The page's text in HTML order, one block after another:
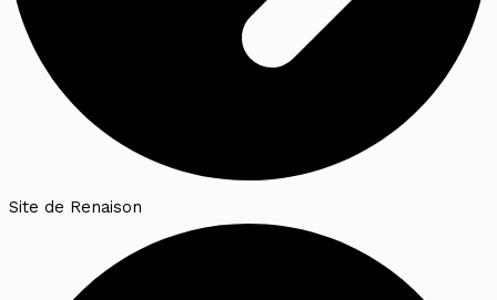
Site de Renaison